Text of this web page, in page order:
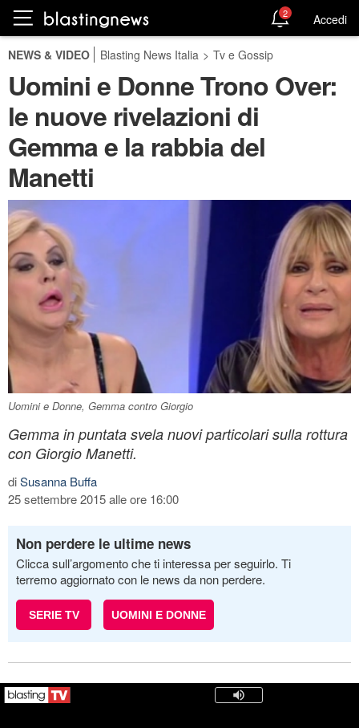
2 Accedi
NEWS & VIDEO Blasting News Italia > Tv e Gossip
Uomini e Donne Trono Over:
le nuove rivelazioni di
Gemma e la rabbia del
Manetti
Uomini e Donne, Gemma contro Giorgio
Gemma in puntata svela nuovi particolari sulla rottura
con Giorgio Manetti.
diSusanna Buffa
25 settembre 2015 alle ore 16:00
Non perdere le ultime news
Clicca sull’argomento che ti interessa per seguirlo. Ti
terremo aggiornato con le news da non perdere.
SERIE TV UOMINI E DONNE